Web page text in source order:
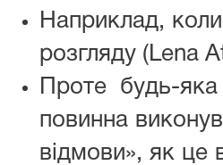
Наприклад,
розгляду (Lena
Проте будь-
повинна
відмови», як це